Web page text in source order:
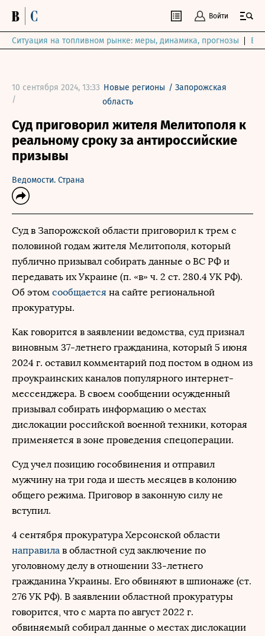
Войти
Ситуация на топливном рынке: меры, динамика, прогнозы
10 сентября 2024, 13:33
/
Новые регионы /Запорожская
область
Суд приговорил жителя Мелитополя к
реальному сроку за антироссийские
призывы
Ведомости. Страна
Суд в Запорожской области приговорил к трем с
половиной годам жителя Мелитополя, который
публично призывал собирать данные о ВС РФ и
передавать их Украине (п. «в» ч. 2 ст. 280.4 УК РФ).
Об этом сообщается на сайте региональной
прокуратуры.
Как говорится в заявлении ведомства, суд признал
виновным 37-летнего гражданина, который 5 июня
2024 г. оставил комментарий под постом в одном из
проукраинских каналов популярного интернет-
мессенджера. В своем сообщении осужденный
призывал собирать информацию о местах
дислокации российской военной техники, которая
применяется в зоне проведения спецоперации.
Суд учел позицию гособвинения и отправил
мужчину на три года и шесть месяцев в колонию
общего режима. Приговор в законную силу не
вступил.
4 сентября прокуратура Херсонской области
направила в областной суд заключение по
уголовному делу в отношении 33-летнего
гражданина Украины. Его обвиняют в шпионаже (ст.
276 УК РФ). В заявлении областной прокуратуры
говорится, что с марта по август 2022 г.
обвиняемый собирал данные о местах дислокации